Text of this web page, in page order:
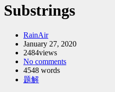
Substrings
Author：
RainAir
发
布
时
间：
January 27, 2020
2484views
No comments
4548 words
Categories：
题解